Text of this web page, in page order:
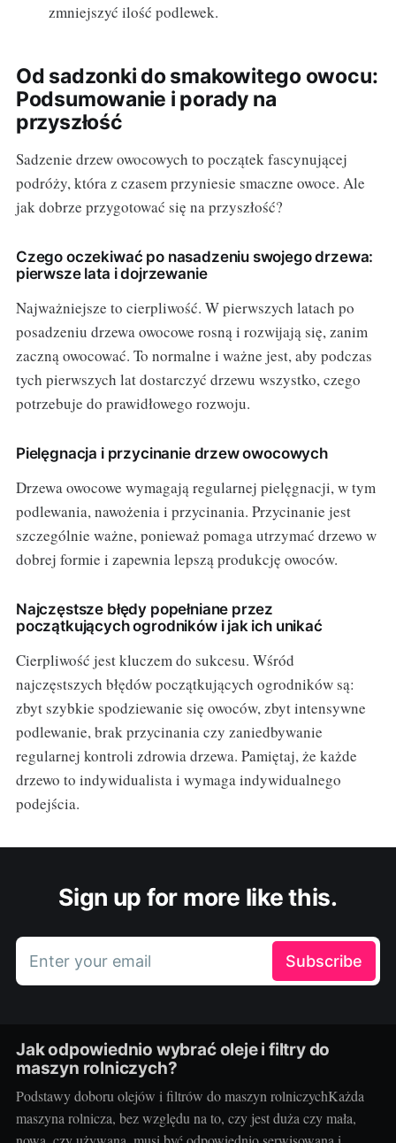
zmniejszyć ilość podlewek.
Od sadzonki do smakowitego owocu:
Podsumowanie i porady na
przyszłość
Sadzenie drzew owocowych to początek fascynującej
podróży, która z czasem przyniesie smaczne owoce. Ale
jak dobrze przygotować się na przyszłość?
Czego oczekiwać po nasadzeniu swojego drzewa:
pierwsze lata i dojrzewanie
Najważniejsze to cierpliwość. W pierwszych latach po
posadzeniu drzewa owocowe rosną i rozwijają się, zanim
zaczną owocować. To normalne i ważne jest, aby podczas
tych pierwszych lat dostarczyć drzewu wszystko, czego
potrzebuje do prawidłowego rozwoju.
Pielęgnacja i przycinanie drzew owocowych
Drzewa owocowe wymagają regularnej pielęgnacji, w tym
podlewania, nawożenia i przycinania. Przycinanie jest
szczególnie ważne, ponieważ pomaga utrzymać drzewo w
dobrej formie i zapewnia lepszą produkcję owoców.
Najczęstsze błędy popełniane przez
początkujących ogrodników i jak ich unikać
Cierpliwość jest kluczem do sukcesu. Wśród
najczęstszych błędów początkujących ogrodników są:
zbyt szybkie spodziewanie się owoców, zbyt intensywne
podlewanie, brak przycinania czy zaniedbywanie
regularnej kontroli zdrowia drzewa. Pamiętaj, że każde
drzewo to indywidualista i wymaga indywidualnego
podejścia.
Sign up for more like this.
Enter your email Subscribe
Jak odpowiednio wybrać oleje i filtry do
maszyn rolniczych?
Podstawy doboru olejów i filtrów do maszyn rolniczychKażda
maszyna rolnicza, bez względu na to, czy jest duża czy mała,